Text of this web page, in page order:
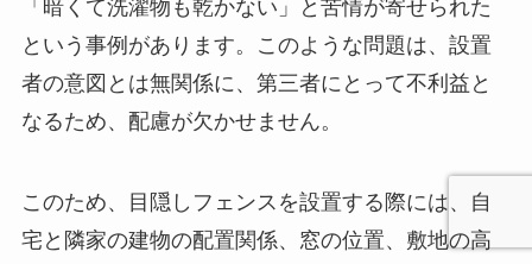
「暗くて洗濯物も乾かない」と苦情が寄せられた
という事例があります。このような問題は、設置
者の意図とは無関係に、第三者にとって不利益と
なるため、配慮が欠かせません。
このため、目隠しフェンスを設置する際には、自
宅と隣家の建物の配置関係、窓の位置、敷地の高